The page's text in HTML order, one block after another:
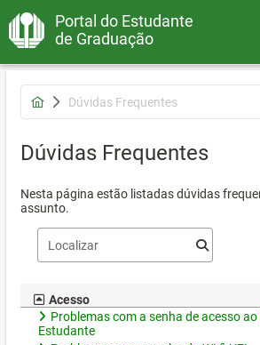
Portal do Estudante
de Graduação
Dúvidas Frequentes
Dúvidas Frequentes
Nesta página estão listadas dúvidas
assunto.
Acesso
Problemas com a senha de acesso
Estudante